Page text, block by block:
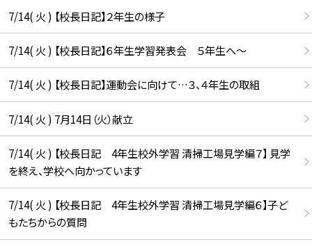
7/14( 火 ) 【校長日記】２年生の様子
7/14( 火 ) 【校長日記】６年生学習発表会 ５年生へ〜
7/14( 火 ) 【校長日記】運動会に向けて…３、４年生の取組
7/14( 火 ) 7月14日（火）献立
7/14( 火 ) 【校長日記 4年生校外学習 清掃工場見学編７】 見学
を終え、学校へ向かっています
7/14( 火 ) 【校長日記 4年生校外学習 清掃工場見学編６】子ど
もたちからの質問